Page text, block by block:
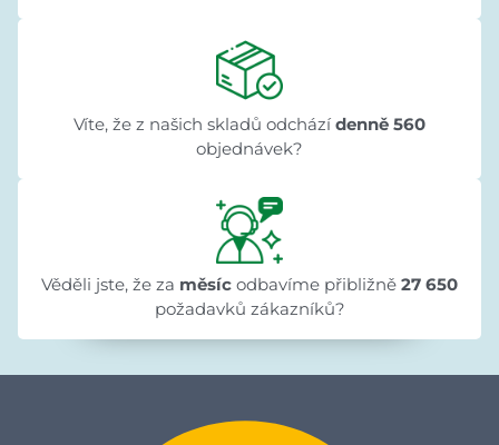
Víte, že z našich skladů odchází denně 560
objednávek?
Věděli jste, že za měsíc odbavíme přibližně 27 650
požadavků zákazníků?